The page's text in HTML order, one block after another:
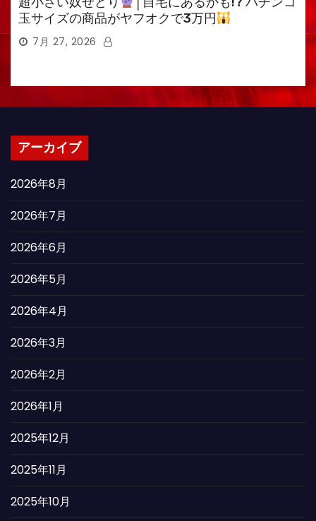
玉サイズの商品がヤフオクで3万円
7月 27, 2026
アーカイブ
2026年8月
2026年7月
2026年6月
2026年5月
2026年4月
2026年3月
2026年2月
2026年1月
2025年12月
2025年11月
2025年10月